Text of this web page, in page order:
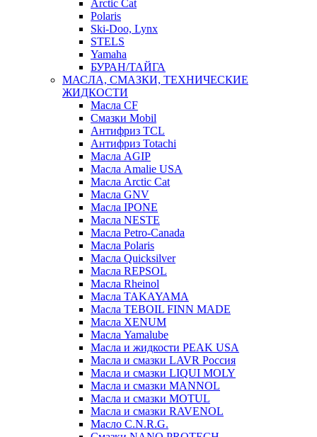
Arctic Cat
Polaris
Ski-Doo, Lynx
STELS
Yamaha
БУРАН/ТАЙГА
МАСЛА, СМАЗКИ, ТЕХНИЧЕСКИЕ
ЖИДКОСТИ
Масла CF
Смазки Mobil
Антифриз TCL
Антифриз Totachi
Масла AGIP
Масла Amalie USA
Масла Arctic Cat
Масла GNV
Масла IPONE
Масла NESTE
Масла Petro-Canada
Масла Polaris
Масла Quicksilver
Масла REPSOL
Масла Rheinol
Масла TAKAYAMA
Масла TEBOIL FINN MADE
Масла XENUM
Масла Yamalube
Масла и жидкости PEAK USA
Масла и смазки LAVR Россия
Масла и смазки LIQUI MOLY
Масла и смазки MANNOL
Масла и смазки MOTUL
Масла и смазки RAVENOL
Масло C.N.R.G.